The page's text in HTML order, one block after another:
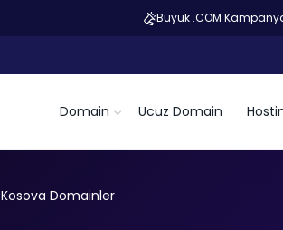
Büyük .COM
Domain Ucuz Domain
Kosova Domainler